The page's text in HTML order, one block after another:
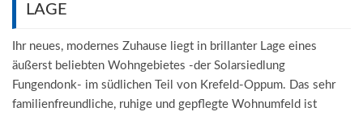
LAGE
Ihr neues, modernes Zuhause liegt in brillanter Lage eines
äußerst beliebten Wohngebietes -der Solarsiedlung
Fungendonk- im südlichen Teil von Krefeld-Oppum. Das sehr
familienfreundliche, ruhige und gepflegte Wohnumfeld ist